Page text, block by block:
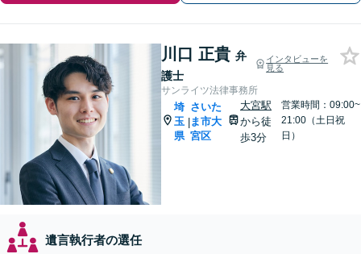
川口 正貴 弁
護士
インタビューを
見る
サンライツ法律事務所
埼
玉
県
|
さいた
ま市大
宮区
大宮駅
から徒
歩3分
営業時間：09:00~
21:00（土日祝
日）
遺言執行者の選任